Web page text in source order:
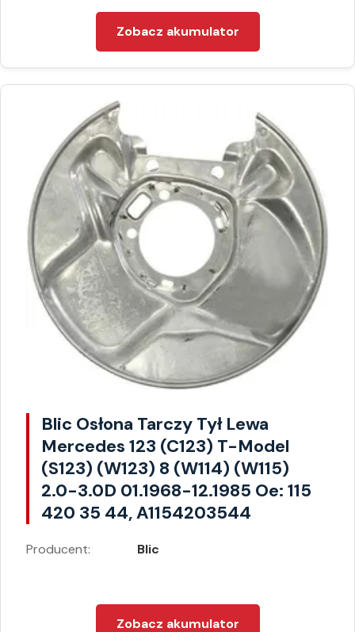
Zobacz akumulator
Blic Osłona Tarczy Tył Lewa
Mercedes 123 (C123) T-Model
(S123) (W123) 8 (W114) (W115)
2.0-3.0D 01.1968-12.1985 Oe: 115
420 35 44, A1154203544
Producent: Blic
Zobacz akumulator